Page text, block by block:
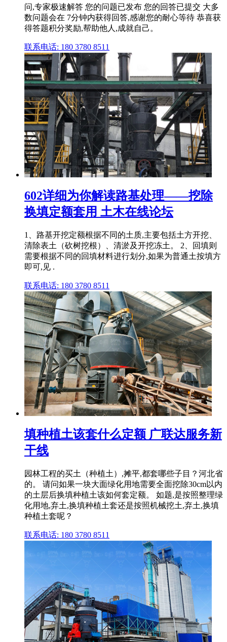
问,专家极速解答 您的问题已发布 您的回答已提交 大多
数问题会在 7分钟内获得回答,感谢您的耐心等待 恭喜获
得答题积分奖励,帮助他人,成就自己。
联系电话: 180 3780 8511
602详细为你解读路基处理——挖除
换填定额套用 土木在线论坛
1、路基开挖定额根据不同的土质,主要包括土方开挖、
清除表土（砍树挖根）、清淤及开挖冻土。 2、回填则
需要根据不同的回填材料进行划分,如果为普通土按填方
即可,见 .
联系电话: 180 3780 8511
填种植土该套什么定额 广联达服务新
干线
园林工程的买土（种植土）,摊平,都套哪些子目？河北省
的。 请问如果一块大面绿化用地需要全面挖除30cm以内
的土层后换填种植土该如何套定额。 如题,是按照整理绿
化用地,弃土,换填种植土套还是按照机械挖土,弃土,换填
种植土套呢？
联系电话: 180 3780 8511